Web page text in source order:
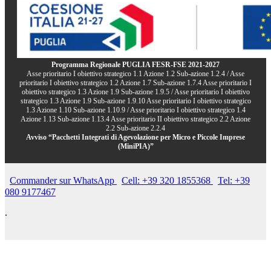
Programma Regionale PUGLIA FESR-FSE 2021-2027
Asse prioritario I obiettivo strategico 1.1 Azione 1.2 Sub-azione 1.2.4 / Asse
prioritario I obiettivo strategico 1.2 Azione 1.7 Sub-azione 1.7.4 Asse prioritario I
obiettivo strategico 1.3 Azione 1.9 Sub-azione 1.9.5 / Asse prioritario I obiettivo
strategico 1.3 Azione 1.9 Sub-azione 1.9.10 Asse prioritario I obiettivo strategico
1.3 Azione 1.10 Sub-azione 1.10.9 / Asse prioritario I obiettivo strategico 1.4
Azione 1.13 Sub-azione 1.13.4 Asse prioritario II obiettivo strategico 2.2 Azione
2.2 Sub-azione 2.2.4
Avviso “Pacchetti Integrati di Agevolazione per Micro e Piccole Imprese
(MiniPIA)”
Commander sur WhatsApp Cell: +39 320 1855368
Tel: +39
080 9177467
.